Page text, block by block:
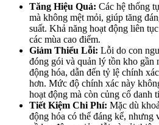
Tăng Hiệu Quả: Các hệ thống
mà không mệt mỏi, giúp tăng
suất. Khả năng hoạt động liên
các mùa cao điểm.
Giảm Thiểu Lỗi: Lỗi do con
đóng gói và quản lý tồn kho gần
động hóa, dẫn đến tỷ lệ chính
hơn. Mức độ chính xác này
hoạt động mà còn củng cố danh
Tiết Kiệm Chi Phí: Mặc dù
động hóa có thể đáng kể, nhưng